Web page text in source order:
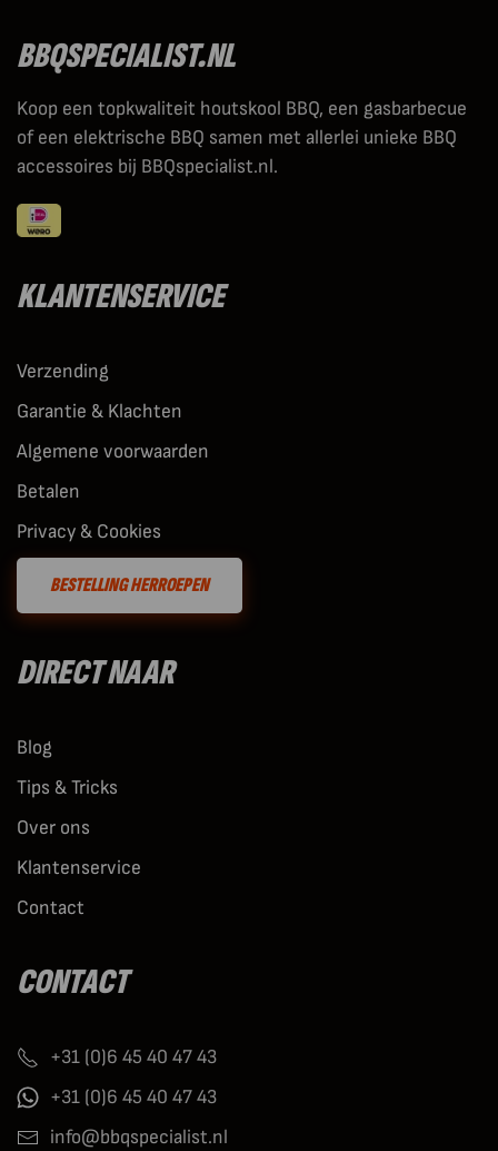
BBQSPECIALIST.NL
Koop een topkwaliteit houtskool BBQ, een gasbarbecue
of een elektrische BBQ samen met allerlei unieke BBQ
accessoires bij BBQspecialist.nl.
KLANTENSERVICE
Verzending
Garantie & Klachten
Algemene voorwaarden
Betalen
Privacy & Cookies
BESTELLING HERROEPEN
DIRECT NAAR
Blog
Tips & Tricks
Over ons
Klantenservice
Contact
CONTACT
+31 (0)6 45 40 47 43
+31 (0)6 45 40 47 43
info@bbqspecialist.nl